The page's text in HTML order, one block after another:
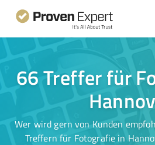
66 Treffer für
Wer wird gern von Kunden
Treffern für Fotografie in